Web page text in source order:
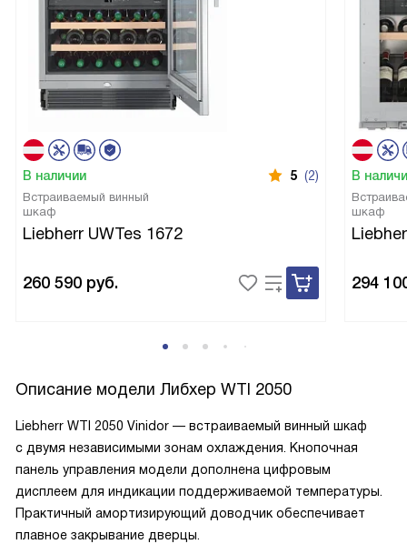
В наличии 5 (2)
Встраиваемый винный
шкаф
Liebherr UWTes 1672
260 590 руб.
В
шкаф
294
Описание модели Либхер WTI 2050
Liebherr WTI 2050 Vinidor — встраиваемый винный шкаф
с двумя независимыми зонам охлаждения. Кнопочная
панель управления модели дополнена цифровым
дисплеем для индикации поддерживаемой температуры.
Практичный амортизирующий доводчик обеспечивает
плавное закрывание дверцы.